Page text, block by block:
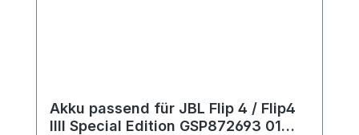
Akku passend für JBL Flip 4 / Flip4
IIII Special Edition GSP872693 01